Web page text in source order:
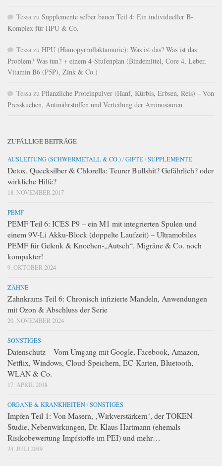
Tessa zu Supplemente selber bauen Teil 4: Ein individueller B-
Komplex für HPU & Co.
Tessa zu HPU (Hämopyrrollaktamurie): Was ist das? Was ist das
Problem? Was tun? + einem 4-Stufenplan (Bindemittel, Core 4, Leber,
Vitamin B6 (P5P), Zink & Co.)
Tessa zu Pflanzliche Proteinpulver (Hanf, Kürbis, Erbsen, Reis) – Von
Presskuchen, Antinährstoffen und Verteilung der Aminosäuren
ZUFÄLLIGE BEITRÄGE
AUSLEITUNG (SCHWERMETALL & CO.)/GIFTE/SUPPLEMENTE
Detox, Quecksilber & Chlorella: Teurer Bullshit? Gefährlich? oder
wirkliche Hilfe?
18. NOVEMBER 2017
PEMF
PEMF Teil 6: ICES P9 – ein M1 mit integrierten Spulen und
einem 9V-Li Akku-Block (doppelte Laufzeit) – Ultramobiles
PEMF für Gelenk & Knochen-„Autsch“, Migräne & Co. noch
kompakter!
9. OKTOBER 2024
ZÄHNE
Zahnkrams Teil 6: Chronisch infizierte Mandeln, Anwendungen
mit Ozon & Abschluss der Serie
20. NOVEMBER 2024
SONSTIGES
Datenschutz – Vom Umgang mit Google, Facebook, Amazon,
Netflix, Windows, Cloud-Speichern, EC-Karten, Bluetooth,
WLAN & Co.
17. APRIL 2018
ORGANE & KRANKHEITEN/SONSTIGES
Impfen Teil 1: Von Masern, ‚Wirkverstärkern‘, der TOKEN-
Studie, Nebenwirkungen, Dr. Klaus Hartmann (ehemals
Risikobewertung Impfstoffe im PEI) und mehr…
24. JULI 2019